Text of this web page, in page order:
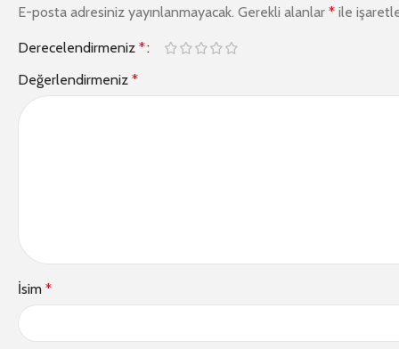
E-posta adresiniz yayınlanmayacak. Gerekli alanlar * ile
Derecelendirmeniz *
Değerlendirmeniz *
İsim *